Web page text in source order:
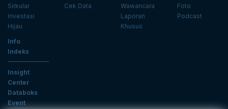
Sirkular
Investasi
Hijau
Cek Data
Wawancara
Laporan
Khusus
Foto
Podcast
Info
Indeks
Insight
Center
Databoks
Event